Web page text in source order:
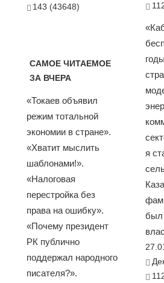
143 (43648)
САМОЕ ЧИТАЕМОЕ
ЗА ВЧЕРА
«Токаев объявил
режим тотальной
экономии в стране».
«Хватит мыслить
шаблонами!».
«Налоговая
перестройка без
права на ошибку».
«Почему президент
РК публично
поддержал народного
писателя?».
я
был